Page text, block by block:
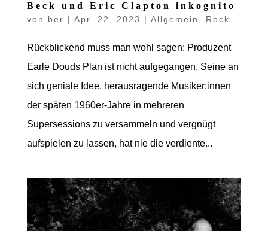
Beck und Eric Clapton inkognito
von ber | Apr. 22, 2023 | Allgemein , Rock
Rückblickend muss man wohl sagen: Produzent
Earle Douds Plan ist nicht aufgegangen. Seine an
sich geniale Idee, herausragende Musiker:innen
der späten 1960er-Jahre in mehreren
Supersessions zu versammeln und vergnügt
aufspielen zu lassen, hat nie die verdiente...